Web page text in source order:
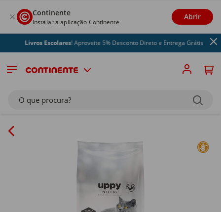
Continente
Instalar a aplicação Continente
Abrir
Livros Escolares! Aproveite 5% Desconto Direto e Entrega Grátis
O que procura?